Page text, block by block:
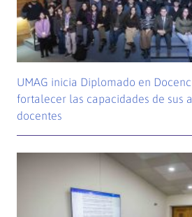
UMAG inicia Diplomado en
fortalecer las capacidades de sus
docentes